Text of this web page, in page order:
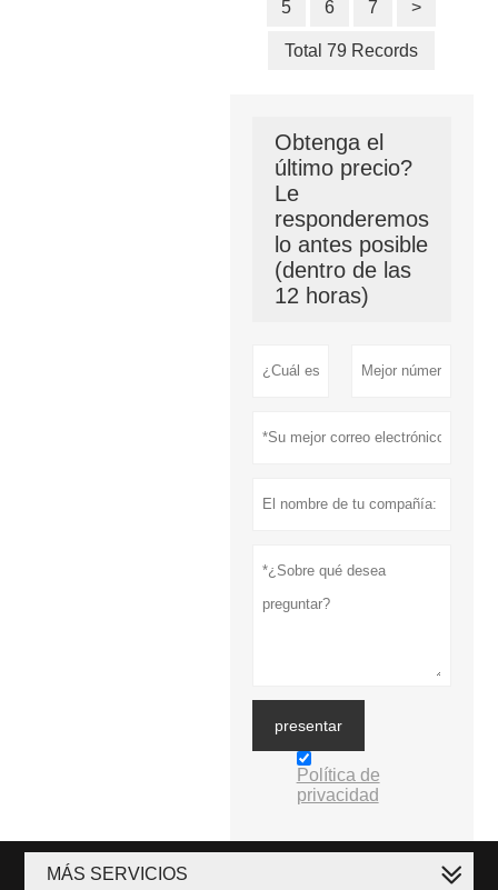
5 6 7 >
Total 79 Records
Obtenga el
último precio?
Le
responderemos
lo antes posible
(dentro de las
12 horas)
presentar
Política de
privacidad
MÁS SERVICIOS